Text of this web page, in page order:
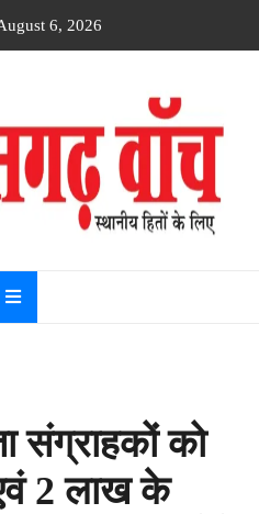
6, 2026
संग्राहकों को
2 लाख के